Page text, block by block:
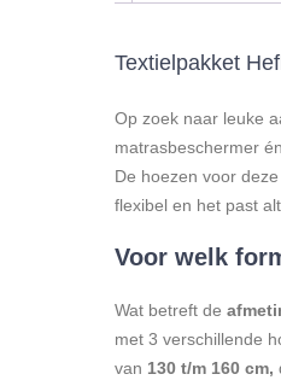
Textielpakket
Op zoek naar leuke
matrasbeschermer
De hoezen voor
flexibel en het past
Voor welk
Wat betreft de
met 3 verschillende
van 130 t/m 160 cm,